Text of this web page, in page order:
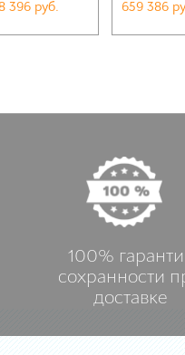
396 руб. 659 386
100%
сохранности
доставке